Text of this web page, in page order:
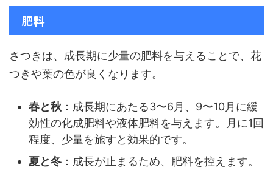
肥料
さつきは、成長期に少量の肥料を与えることで、花
つきや葉の色が良くなります。
春と秋 ：成長期にあたる3〜6月、9〜10月に緩
効性の化成肥料や液体肥料を与えます。月に1回
程度、少量を施すと効果的です。
夏と冬 ：成長が止まるため、肥料を控えます。